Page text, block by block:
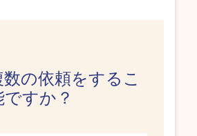
の依頼をするこ
すか？